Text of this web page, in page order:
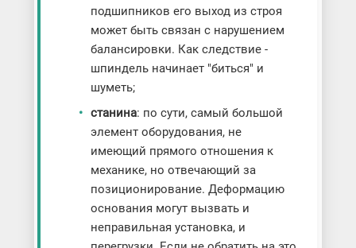
подшипников его выход из строя
может быть связан с нарушением
балансировки. Как следствие -
шпиндель начинает "биться" и
шуметь;
станина: по сути, самый большой
элемент оборудования, не
имеющий прямого отношения к
механике, но отвечающий за
позиционирование. Деформацию
основания могут вызвать и
неправильная установка, и